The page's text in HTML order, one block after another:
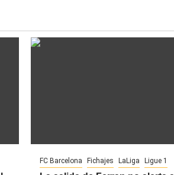
FC Barcelona Fichajes LaLiga Ligue 1